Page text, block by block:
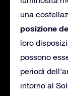
una
posizione
loro
possono
periodi
intorno al